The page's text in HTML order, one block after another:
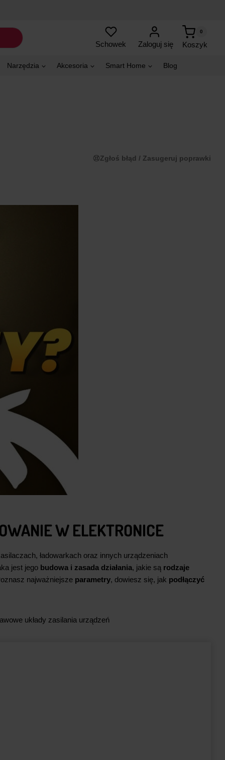
Schowek Zaloguj się Koszyk
0
Narzędzia Akcesoria Smart Home Blog
Zgłoś błąd / Zasugeruj poprawki
W ELEKTRONICE
ładowarkach oraz innych urządzeniach
jest jego budowa i zasada działania, jakie są rodzaje
najważniejsze parametry, dowiesz się, jak podłączyć
układy zasilania urządzeń